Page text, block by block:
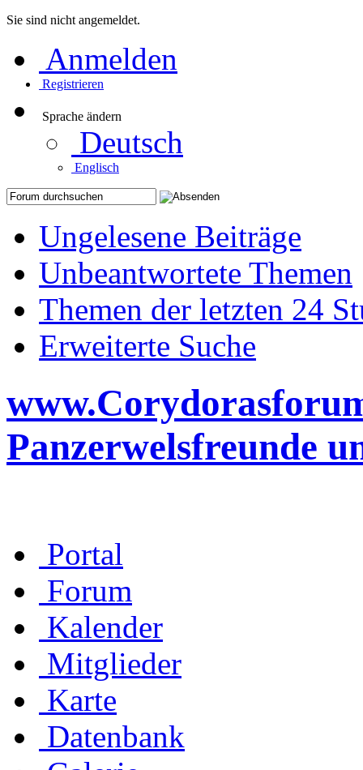
Sie sind nicht angemeldet.
Anmelden
Registrieren
Sprache ändern
Deutsch
Englisch
Ungelesene Beiträge
Unbeantwortete Themen
Themen der letzten 24
Erweiterte Suche
Panzerwelsfreunde
Portal
Forum
Kalender
Mitglieder
Karte
Datenbank